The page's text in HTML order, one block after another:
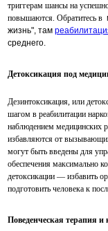
триггерам шансы на
повышаются. Обратитесь в
жизнь", там
среднего.
Детоксикация под
Дезинтоксикация, или
шагом в реабилитации
наблюдением медицинских
избавляются от
могут быть введены для
обеспечения максимально
детоксикации — избавить
подготовить человека к
Поведенческая терапия и